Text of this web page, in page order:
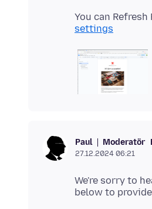
You can Refresh
settings
Paul Moderatör
27.12.2024 06:21
We're sorry to